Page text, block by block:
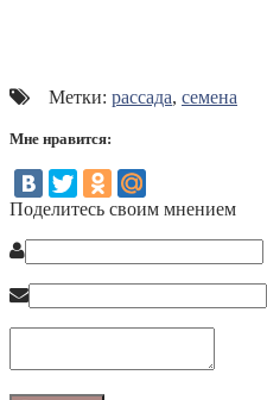
Метки: рассада, семена
Мне нравится:
Поделитесь своим мнением